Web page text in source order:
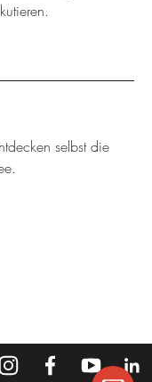
selbst die